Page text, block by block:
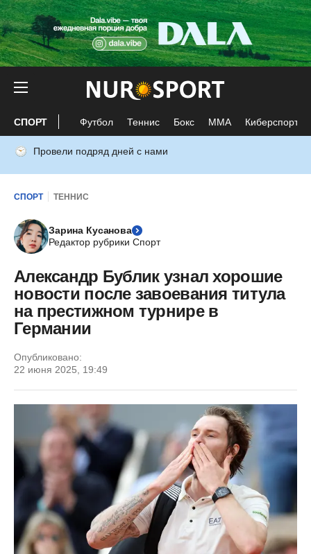
СПОРТ Футбол Теннис Бокс ММА Киберспорт
Провели подряд дней с нами
СПОРТ ТЕННИС
Зарина Кусанова
Редактор рубрики Спорт
Александр Бублик узнал хорошие
новости после завоевания титула
на престижном турнире в
Германии
Опубликовано:
22 июня 2025, 19:49